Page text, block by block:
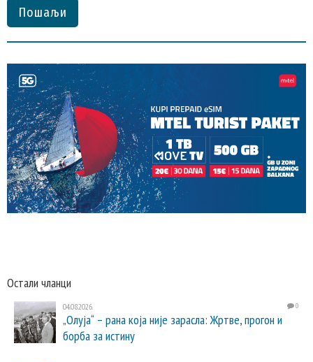
Пошаљи
Остали чланци
04.08.2026. 0
„Олуја“ – рана која није зарасла: Жртве, прогон и
борба за истину